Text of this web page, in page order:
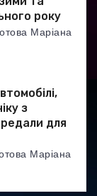
року
Маріана
з
для
Маріана